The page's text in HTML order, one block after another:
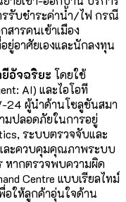
รับชำระค่าน้ำ/ไฟ กรณี
สารคนเข้าเมือง
ยู่อาศัยเองและนักลงทุน
อัจฉริยะ โดยใช้
AI) และไอโอที
24 ผู้นำด้านโซลูชันสมา
มปลอดภัยในการอยู่
ระบบตรวจจับและ
ละควบคุมคุณภาพระบบ
หากตรวจพบความผิด
Centre แบบเรียลไทม์
อให้ลูกค้าอุ่นใจด้าน